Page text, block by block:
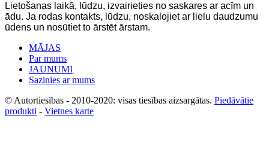
Lietošanas laikā, lūdzu, izvairieties no saskares ar acīm un
ādu. Ja rodas kontakts, lūdzu, noskalojiet ar lielu daudzumu
ūdens un nosūtiet to ārstēt ārstam.
MĀJAS
Par mums
JAUNUMI
Sazinies ar mums
© Autortiesības - 2010-2020: visas tiesības aizsargātas. Piedāvātie
produkti - Vietnes karte